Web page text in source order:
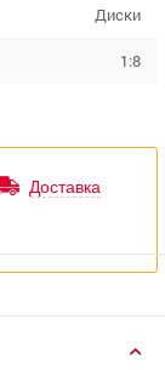
Диски
1:8
Доставка